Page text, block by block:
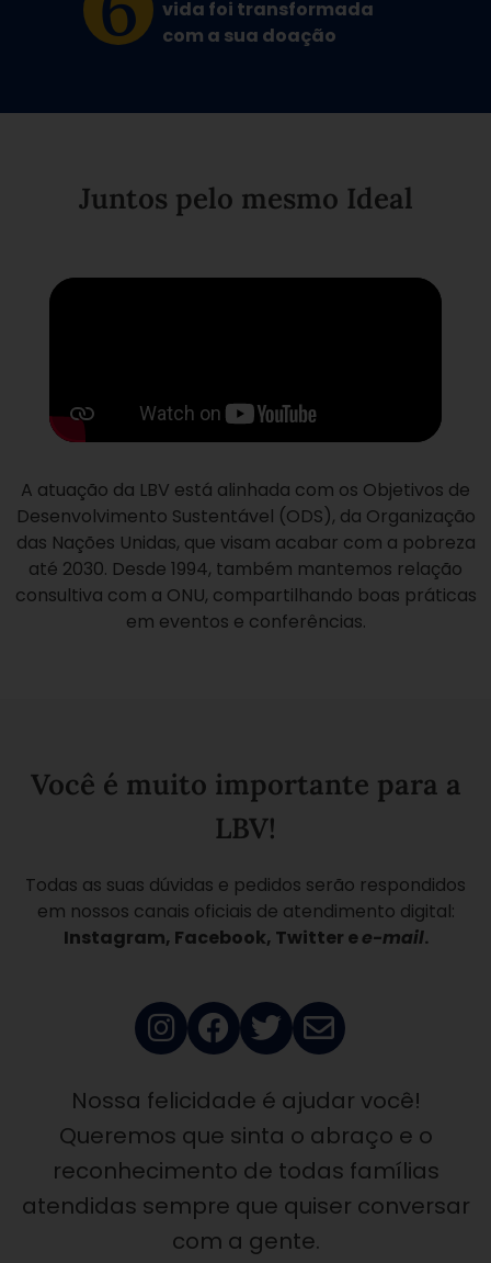
vida foi transformada
com a sua doação
Juntos pelo mesmo Ideal
A atuação da LBV está alinhada com os Objetivos de
Desenvolvimento Sustentável (ODS), da Organização
das Nações Unidas, que visam acabar com a pobreza
até 2030. Desde 1994, também mantemos relação
consultiva com a ONU, compartilhando boas práticas
em eventos e conferências.
Você é muito importante para a
LBV!
Todas as suas dúvidas e pedidos serão respondidos
em nossos canais oficiais de atendimento digital:
Instagram, Facebook, Twitter ee-mail.
Nossa felicidade é ajudar você!
Queremos que sinta o abraço e o
reconhecimento de todas famílias
atendidas sempre que quiser conversar
com a gente.